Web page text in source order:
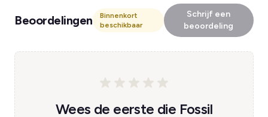
Beoordelingen
Binnenkort
beschikbaar
Schrijf een
beoordeling
Wees de eerste die Fossil